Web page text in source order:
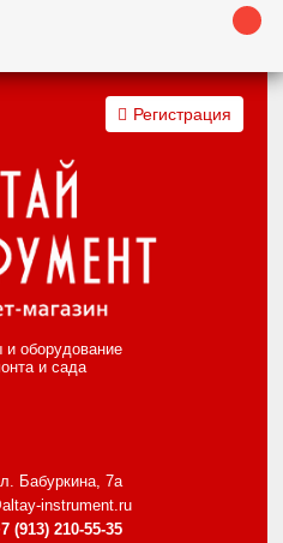
и оборудование
и сада
Бабуркина, 7а
instrument.ru
(913) 210-55-35
Регистрация